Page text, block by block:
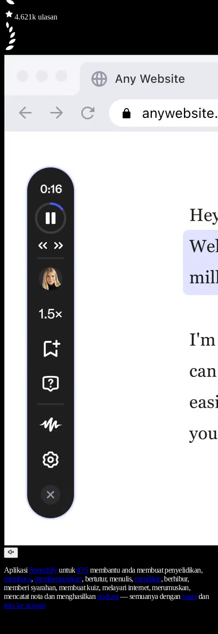
4.621k ulasan
Aplikasi SpeechifyuntukiOS membantu anda membuat penyelidikan,
membaca, membentangkan, bertutur, menulis, mendikte, berhibur,
memberi syarahan, membuat kuiz, melayari internet, merumuskan,
mencatat nota dan menghasilkanpodcast— semuanya dengansuaradan
teks ke ucapan